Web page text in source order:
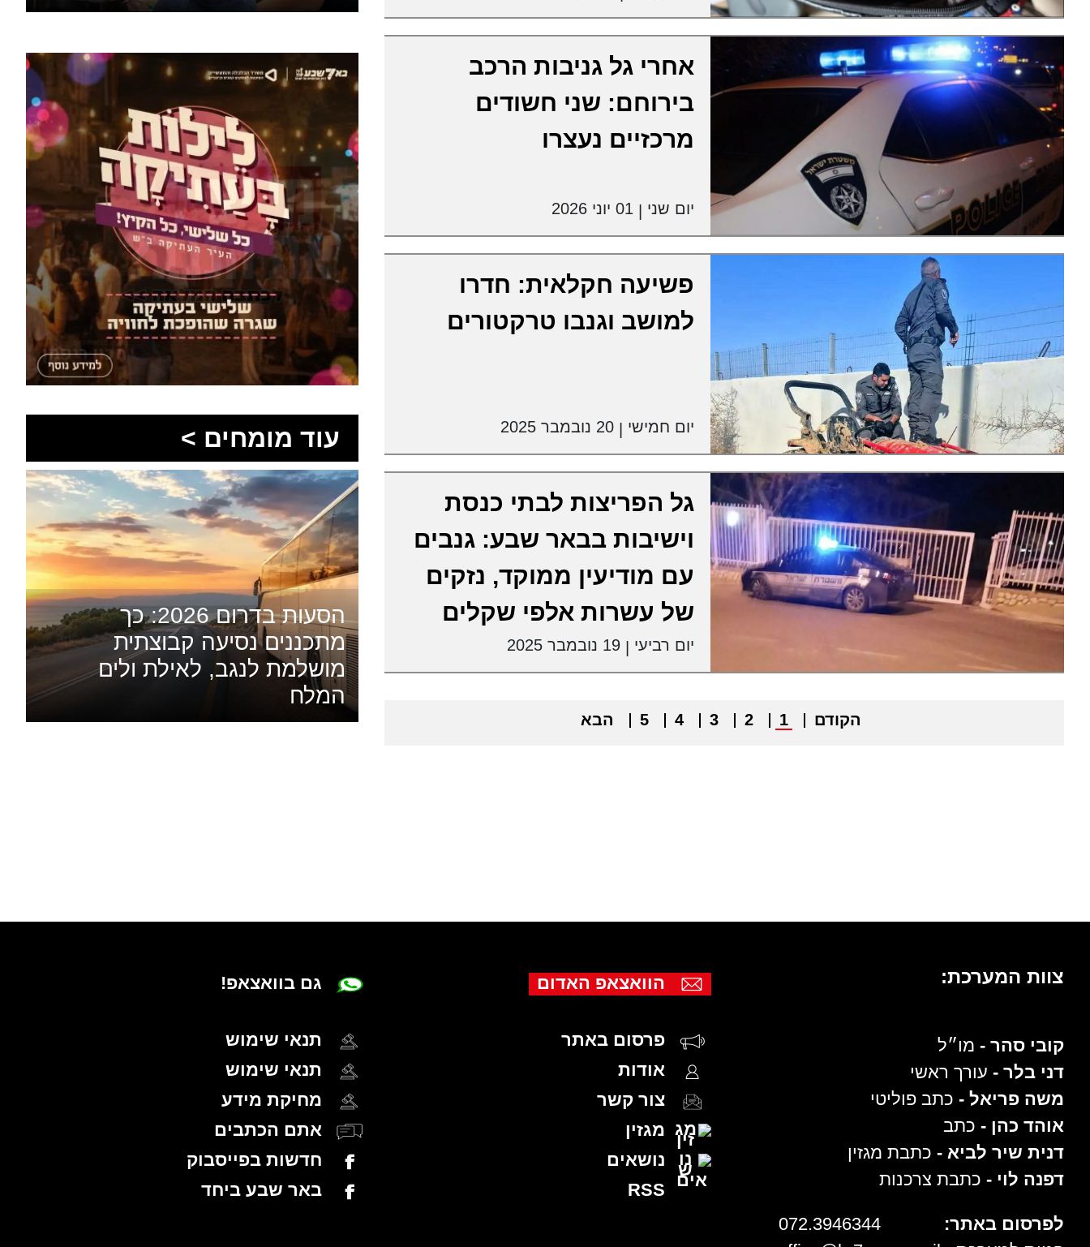
אחרי גל גניבות הרכב
בירוחם: שני חשודים
מרכזיים נעצרו
יום שני 01 יוני 2026
פשיעה חקלאית: חדרו
למושב וגנבו טרקטורים
יום חמישי 20 נובמבר 2025
גל הפריצות לבתי כנסת
וישיבות בבאר שבע: גנבים
עם מודיעין ממוקד, נזקים
של עשרות אלפי שקלים
יום רביעי 19 נובמבר 2025
הקודם 1
2
3
4
5 הבא
עוד מומחים >
הסעות בדרום 2026: כך
מתכננים נסיעה קבוצתית
מושלמת לנגב, לאילת ולים
המלח
גם בוואצאפ!
תנאי שימוש
תנאי שימוש
מחיקת מידע
אתם הכתבים
חדשות בפייסבוק
באר שבע ביחד
הוואצאפ האדום
פרסום באתר
אודות
צור קשר
מגזין
נושאים
RSS
צוות המערכת:
קובי סהר - מו״ל
דני בלר - עורך ראשי
משה פריאל - כתב פוליטי
אוהד כהן - כתב
דנית שיר לביא - כתבת מגזין
דפנה לוי - כתבת צרכנות
לפרסום באתר:
072.3946344